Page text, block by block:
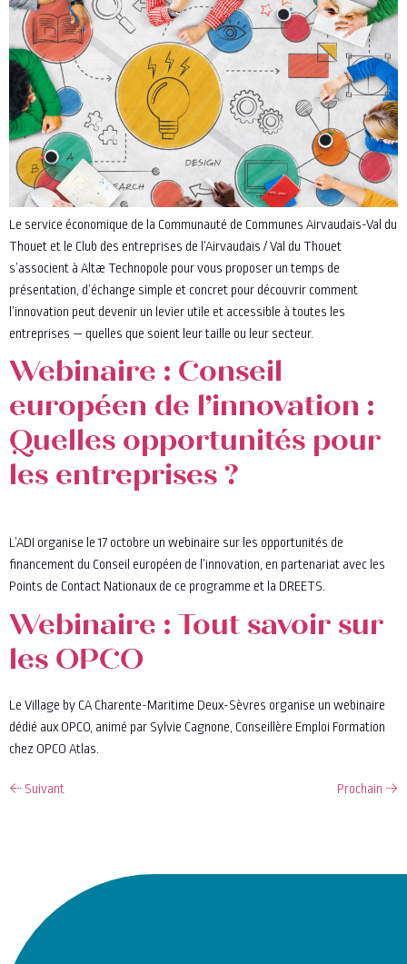
Le service économique de la Communauté de Communes Airvaudais-Val du
Thouet et le Club des entreprises de l’Airvaudais / Val du Thouet
s’associent à Altæ Technopole pour vous proposer un temps de
présentation, d’échange simple et concret pour découvrir comment
l’innovation peut devenir un levier utile et accessible à toutes les
entreprises — quelles que soient leur taille ou leur secteur.
Webinaire : Conseil
européen de l’innovation :
Quelles opportunités pour
les entreprises ?
L’ADI organise le 17 octobre un webinaire sur les opportunités de
financement du Conseil européen de l’innovation, en partenariat avec les
Points de Contact Nationaux de ce programme et la DREETS.
Webinaire : Tout savoir sur
les OPCO
Le Village by CA Charente-Maritime Deux-Sèvres organise un webinaire
dédié aux OPCO, animé par Sylvie Cagnone, Conseillère Emploi Formation
chez OPCO Atlas.
← Suivant Prochain →